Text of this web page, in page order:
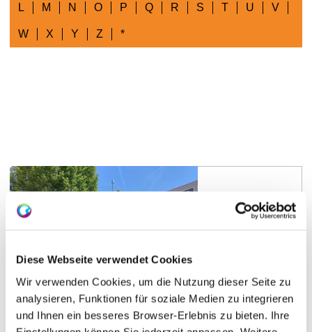
Diese Webseite verwendet Cookies
Wir verwenden Cookies, um die Nutzung dieser Seite zu
analysieren, Funktionen für soziale Medien zu integrieren
und Ihnen ein besseres Browser-Erlebnis zu bieten. Ihre
L M N O P Q R S T U V
W X Y Z *
Das traditionsreiche Eiscafé Napolitano liegt zentral
in der Bahnhofstraße in Ingelheim. Seit 1984 bietet
Familie Napolitano Eis aus eigener Herstellung.
Neben einer großen Auswahl an Eissorten gibt es